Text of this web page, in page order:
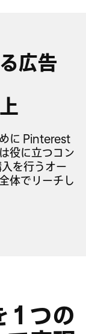
広告
に Pinterest
役に立つコン
を行うオー
体でリーチし
1 つの